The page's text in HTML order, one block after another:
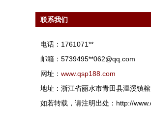
联系我们
电话：1761071**
邮箱：5739495**062@qq.com
网址： www.qsp188.com
地址：浙江省丽水市青田县温溪镇
如若转载，请注明出处：http://